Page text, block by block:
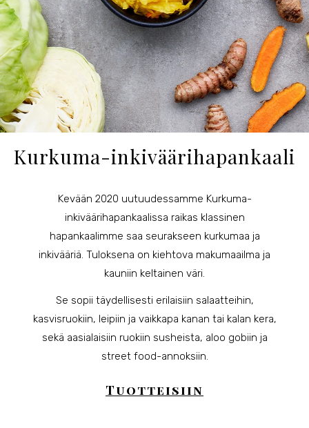
Kurkuma-inkiväärihapankaali
Kevään 2020 uutuudessamme Kurkuma-
inkiväärihapankaalissa raikas klassinen
hapankaalimme saa seurakseen kurkumaa ja
inkivääriä. Tuloksena on kiehtova makumaailma ja
kauniin keltainen väri.
Se sopii täydellisesti erilaisiin salaatteihin,
kasvisruokiin, leipiin ja vaikkapa kanan tai kalan kera,
sekä aasialaisiin ruokiin susheista, aloo gobiin ja
street food-annoksiin.
Tuotteisiin